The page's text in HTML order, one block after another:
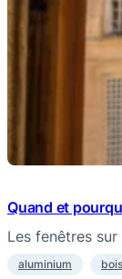
Quand et
Les fenêtres
aluminium bois